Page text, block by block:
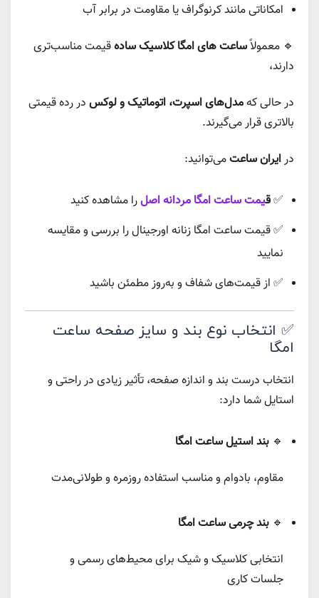
امکاناتی مانند کرنوگراف یا مقاومت در برابر آب
🔹 معمولاًساعت‌ های امگا کلاسیک سادهقیمت مناسب‌تری
دارند،
در حالی کهمدل‌های اسپرت، اتوماتیک و لوکس در رده قیمتی
بالاتری قرار می‌گیرند.
درایران ساعتمی‌توانید:
✅قیمت ساعت امگا مردانه اصلرا مشاهده کنید
✅ قیمت ساعت امگا زنانه اورجینال را بررسی و مقایسه
نمایید
✅ از قیمت‌های شفاف و به‌روز مطمئن باشید
✅ انتخاب نوع بند و سایز صفحه ساعت
امگا
انتخاب درست بند و اندازه صفحه، تأثیر زیادی در راحتی و
استایل شما دارد:
🔹 بند استیل ساعت امگا
مقاوم، بادوام و مناسب استفاده روزمره و طولانی‌مدت
🔹 بند چرمی ساعت امگا
انتخابی کلاسیک و شیک برای محیط‌های رسمی و
جلسات کاری